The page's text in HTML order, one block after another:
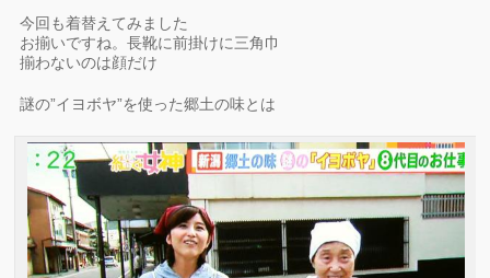
今回も着替えてみました
お揃いですね。長靴に前掛けに三角巾
揃わないのは顔だけ
謎の”イヨボヤ”を使った郷土の味とは